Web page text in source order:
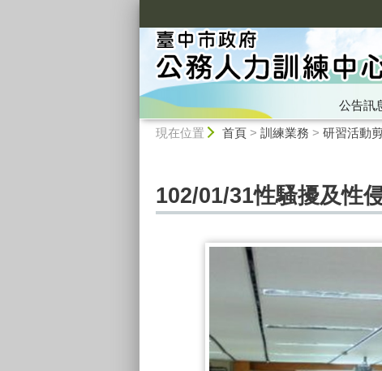
公告訊
現在位置 首頁> 訓練業務 > 研習活動
102/01/31性騷擾及性